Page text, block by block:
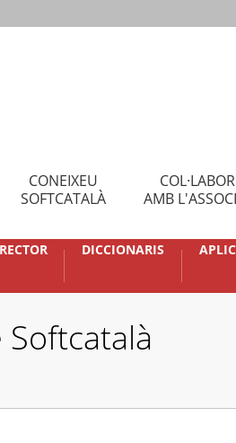
CONEIXEU
SOFTCATALÀ
AMB
DICCIONARIS